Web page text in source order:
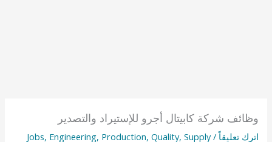
وظائف شركة كابيتال أجرو للإستيراد والتصدير
اترك تعليقاً /
Jobs, Engineering, Production, Quality, Supply